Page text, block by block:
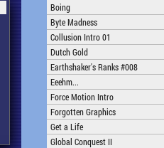
Boing
Byte Madness
Collusion Intro 01
Dutch Gold
Earthshaker's Ranks #008
Eeehm...
Force Motion Intro
Forgotten Graphics
Get a Life
Global Conquest II